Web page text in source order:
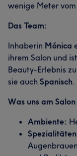
wenige Meter
Das Team:
Inhaberin Mónica
ihrem Salon und
Beauty-Erlebnis
sie auch Spanisch.
Was uns am
Ambiente: